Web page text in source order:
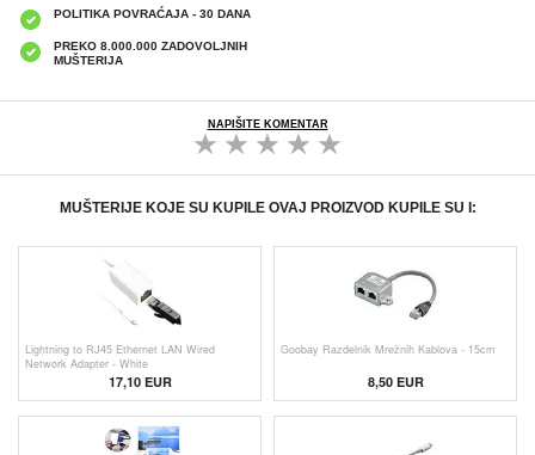
POLITIKA POVRAĆAJA - 30 DANA
PREKO 8.000.000 ZADOVOLJNIH
MUŠTERIJA
NAPIŠITE KOMENTAR
MUŠTERIJE KOJE SU KUPILE OVAJ PROIZVOD KUPILE SU I:
Lightning to RJ45 Ethernet LAN Wired
Network Adapter - White
17,10 EUR
Goobay Razdelnik Mrežnih Kablova - 15cm
8,50 EUR